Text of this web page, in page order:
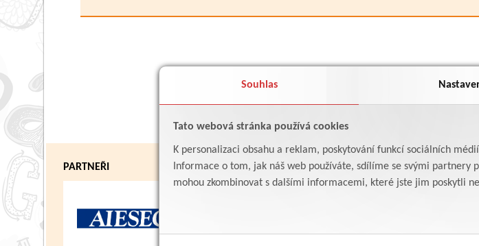
Souhlas
Tato webová stránka používá cookies
K personalizaci obsahu a reklam, poskytování funkcí sociálních
Informace o tom, jak náš web používáte, sdílíme se svými
mohou zkombinovat s dalšími informacemi, které jste jim poskytli
PARTNEŘI